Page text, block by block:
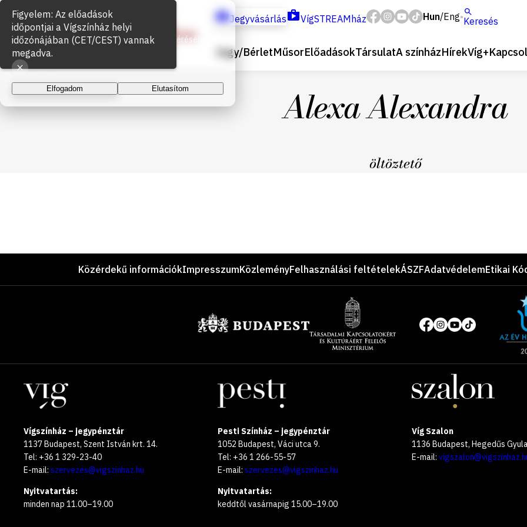
Jegyvásárlás VígSTREAMház Hun/Eng Keresés
Jegy/BérletMűsorElőadásokTársulatA színházHírekVíg+
Alexa Alexandra
öltöztető
Közérdekű információkImpresszumKözleményFelhasználási feltételekÁSZFAdatvédelemEtikai
Közösségi
média
the
Helyszínek
Vígszínház – jegypénztár
1137 Budapest, Szent István krt. 14.
Tel: +36 1 329-23-40
E-mail: szervezes@vigszinhaz.hu
Nyitvatartás:
minden nap 11.00–19.00
Pesti Színház – jegypénztár
1052 Budapest, Váci utca 9.
Tel: +36 1 266-55-57
E-mail: szervezes@vigszinhaz.hu
Nyitvatartás:
keddtől vasárnapig 15.00–19.00
Víg Szalon
1136 Budapest, Hegedűs
E-mail:
Figyelem: Az előadások
időpontjai a Vígszínház helyi
időzónájában (CET/CEST) vannak
megadva.
Sütik használata
Az oldal működéséhez és a látogatottság méréséhez
sütiket használunk. A folytatással elfogadja a sütik
használatát.
Elfogadom Elutasítom